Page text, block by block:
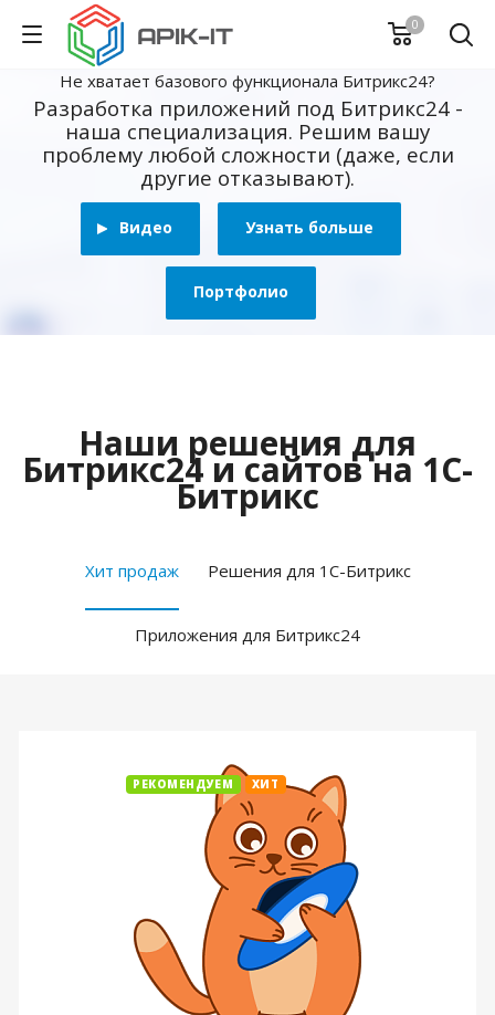
0
Не хватает базового функционала Битрикс24?
Разработка приложений под Битрикс24 -
наша специализация. Решим вашу
проблему любой сложности (даже, если
другие отказывают).
Видео Узнать больше
Портфолио
Наши решения для
Битрикс24 и сайтов на 1С-
Битрикс
Хит продаж Решения для 1С-Битрикс
Приложения для Битрикс24
РЕКОМЕНДУЕМ ХИТ